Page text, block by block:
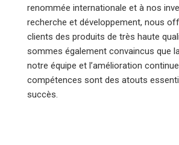
renommée internationale et à nos
recherche et développement, nous
clients des produits de très haute
sommes également convaincus que
notre équipe et l’amélioration
compétences sont des atouts
succès.